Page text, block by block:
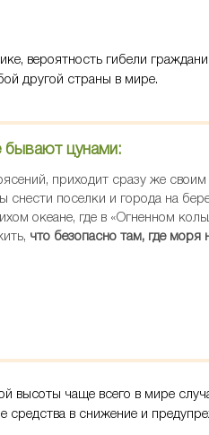
вероятность гибели
другой страны в мире.
бывают цунами:
приходит сразу же
поселки и города на
океане, где в «Огненном
что безопасно там, где моря
высоты чаще всего в мире
средства в снижение и